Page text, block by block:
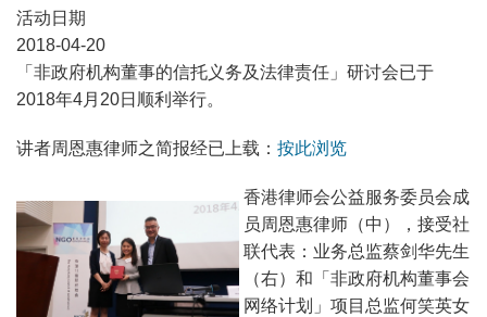
活动日期
2018-04-20
「非政府机构董事的信托义务及法律责任」研讨会已于
2018年4月20日顺利举行。
讲者周恩惠律师之简报经已上载： 按此浏览
香港律师会公益服务委员会成
员周恩惠律师（中），接受社
联代表：业务总监蔡剑华先生
（右）和「非政府机构董事会
网络计划」项目总监何笑英女